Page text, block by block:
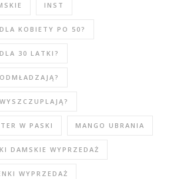
INST
KOBIETY PO 50?
30 LATKI?
W PASKI MANGO UBRANIA
DAMSKIE WYPRZEDAŻ
WYPRZEDAŻ